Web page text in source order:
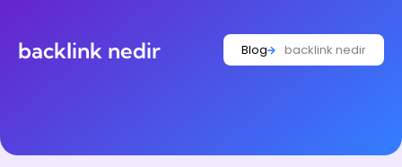
Blog backlink nedir
backlink nedir